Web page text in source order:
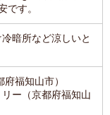
す。
暗所など涼しいと
福知山市）
ー（京都府福知山